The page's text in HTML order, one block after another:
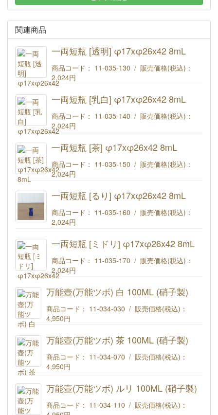
関連商品
一両短瓶 [透明] φ17xφ26x42 8mL
商品コード： 11-035-130 / 販売価格(税込)：
2,024円
一両短瓶 [乳白] φ17xφ26x42 8mL
商品コード： 11-035-140 / 販売価格(税込)：
2,024円
一両短瓶 [茶] φ17xφ26x42 8mL
商品コード： 11-035-150 / 販売価格(税込)：
2,024円
一両短瓶 [るり] φ17xφ26x42 8mL
商品コード： 11-035-160 / 販売価格(税込)：
2,024円
一両短瓶 [ミドリ] φ17xφ26x42 8mL
商品コード： 11-035-170 / 販売価格(税込)：
2,024円
万能壺(万能ツボ) 白 100ML (硝子製)
商品コード： 11-034-030 / 販売価格(税込)：
4,950円
万能壺(万能ツボ) 茶 100ML (硝子製)
商品コード： 11-034-070 / 販売価格(税込)：
4,950円
万能壺(万能ツボ) ルリ 100ML (硝子製)
商品コード： 11-034-110 / 販売価格(税込)：